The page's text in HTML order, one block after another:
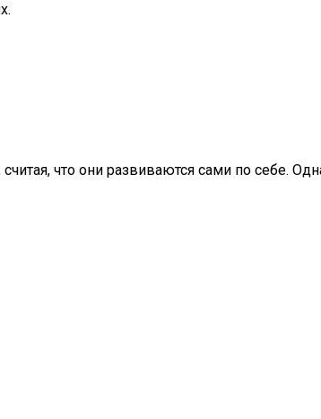
что они развиваются сами по себе.